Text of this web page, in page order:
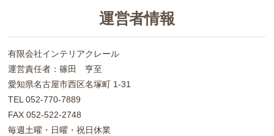
運営者情報
有限会社インテリアクレール
運営責任者：篠田 亨至
愛知県名古屋市西区名塚町 1-31
TEL 052-770-7889
FAX 052-522-2748
毎週土曜・日曜・祝日休業